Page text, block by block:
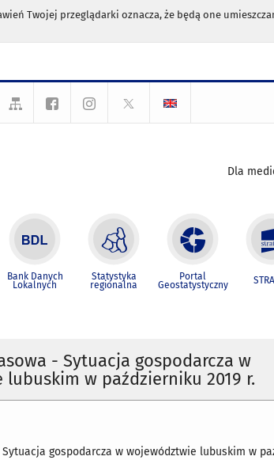
Twojej przeglądarki oznacza, że będą one
Dla
Bank Danych
Lokalnych
Statystyka
regionalna
Portal
Geostatystyczny
- Sytuacja gospodarcza w
w październiku 2019 r.
gospodarcza w województwie lubuskim w